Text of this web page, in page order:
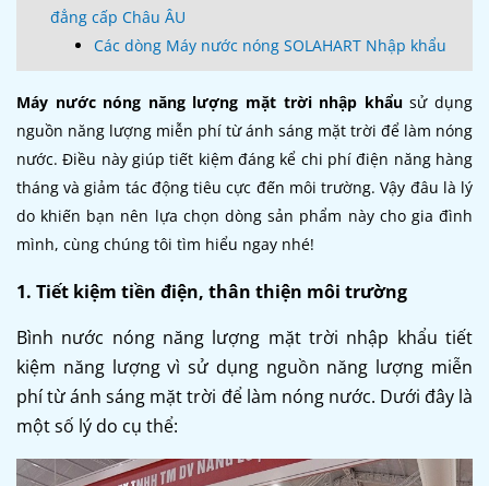
đẳng cấp Châu ÂU
Các dòng Máy nước nóng SOLAHART Nhập khẩu
Máy nước nóng năng lượng mặt trời nhập khẩusử dụng
nguồn năng lượng miễn phí từ ánh sáng mặt trời để làm nóng
nước. Điều này giúp tiết kiệm đáng kể chi phí điện năng hàng
tháng và giảm tác động tiêu cực đến môi trường. Vậy đâu là lý
do khiến bạn nên lựa chọn dòng sản phẩm này cho gia đình
mình, cùng chúng tôi tìm hiểu ngay nhé!
1. Tiết kiệm tiền điện, thân thiện môi trường
Bình nước nóng năng lượng mặt trời nhập khẩu tiết
kiệm năng lượng vì sử dụng nguồn năng lượng miễn
phí từ ánh sáng mặt trời để làm nóng nước. Dưới đây là
một số lý do cụ thể: